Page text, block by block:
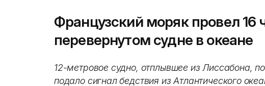
Французский моряк провел 16
перевернутом судне в океане
12-метровое судно, отплывшее из Лиссабона,
подало сигнал бедствия из Атлантического